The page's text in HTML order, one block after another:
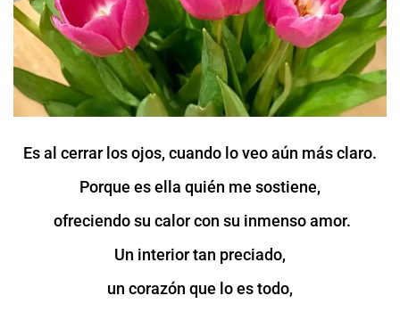
Es al cerrar los ojos, cuando lo veo aún más claro.
Porque es ella quién me sostiene,
ofreciendo su calor con su inmenso amor.
Un interior tan preciado,
un corazón que lo es todo,